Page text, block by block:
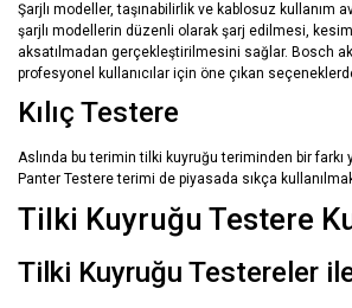
Şarjlı modeller, taşınabilirlik ve kablosuz kullanım
şarjlı modellerin düzenli olarak şarj edilmesi,
aksatılmadan gerçekleştirilmesini sağlar. Bosch
profesyonel kullanıcılar için öne çıkan
Kılıç Testere
Aslında bu terimin tilki kuyruğu teriminden bir farkı
Panter Testere terimi de piyasada sıkça
Tilki Kuyruğu Testere
Tilki Kuyruğu Testereler